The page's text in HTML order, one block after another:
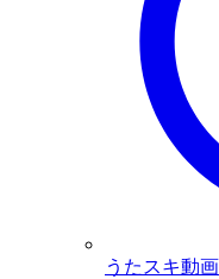
うたスキ動画